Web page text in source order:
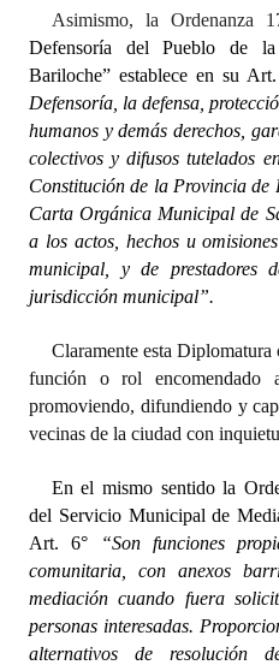
Asimismo, la Ordenanza
Defensoría del Pueblo de
Bariloche” establece en su Art.
Defensoría, la defensa,
humanos y demás derechos,
colectivos y difusos tutelados
Constitución de la Provincia de
Carta Orgánica Municipal de
a los actos, hechos u
municipal, y de prestadores
jurisdicción municipal”.
Claramente esta Diplomatura
función o rol encomendado
promoviendo, difundiendo y
vecinas de la ciudad con
En el mismo sentido la
del Servicio Municipal de
Art. 6°
“Son funciones
comunitaria, con anexos
mediación cuando fuera
personas interesadas.
alternativos de resolución